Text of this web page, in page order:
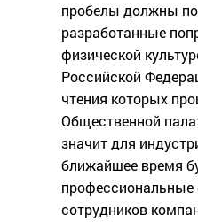
пробелы должны
разработанные
физической
Российской
чтения которых
Общественной
значит для
ближайшее время
сотрудников